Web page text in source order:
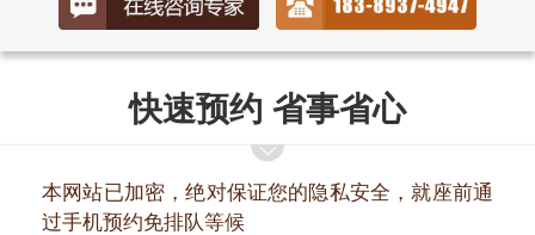
快速预约 省事省心
本网站已加密，绝对保证您的隐私安全，就座前通
过手机预约免排队等候